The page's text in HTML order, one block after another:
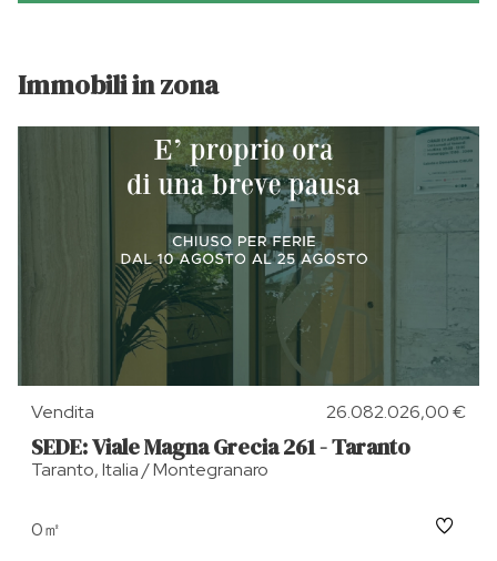
Immobili in zona
Vendita 26.082.026,00 €
SEDE: Viale Magna Grecia 261 - Taranto
Taranto, Italia / Montegranaro
0㎡